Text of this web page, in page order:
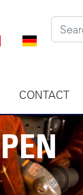
CONTACT